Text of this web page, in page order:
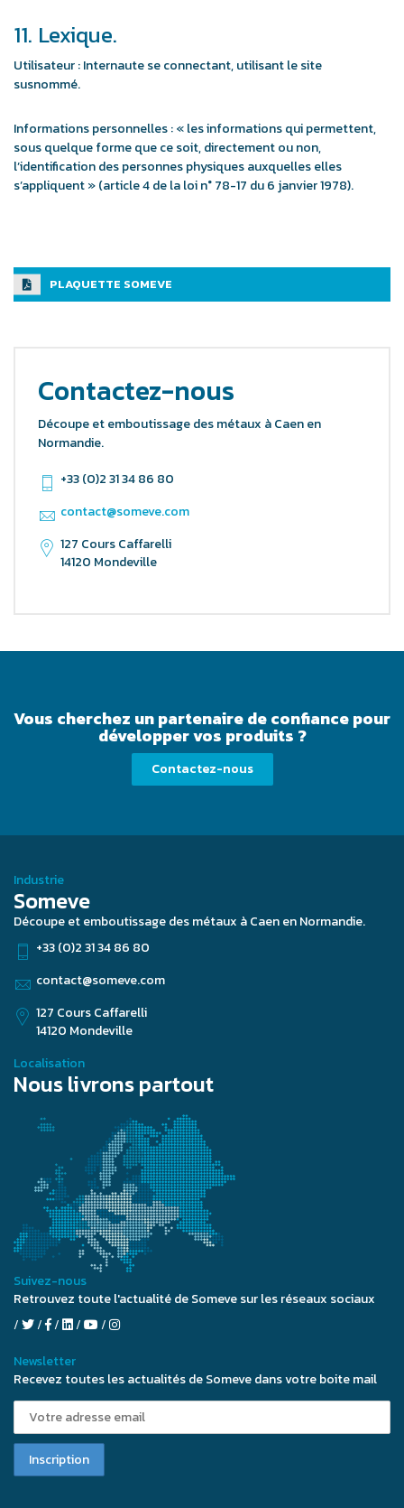
11. Lexique.
Utilisateur : Internaute se connectant, utilisant le site
susnommé.
Informations personnelles : « les informations qui permettent,
sous quelque forme que ce soit, directement ou non,
l’identification des personnes physiques auxquelles elles
s’appliquent » (article 4 de la loi n° 78-17 du 6 janvier 1978).
PLAQUETTE SOMEVE
Contactez-nous
Découpe et emboutissage des métaux à Caen en
Normandie.
+33 (0)2 31 34 86 80
contact@someve.com
127 Cours Caffarelli
14120 Mondeville
Vous cherchez un partenaire de confiance pour
développer vos produits ?
Contactez-nous
Industrie
Someve
Découpe et emboutissage des métaux à Caen en Normandie.
+33 (0)2 31 34 86 80
contact@someve.com
127 Cours Caffarelli
14120 Mondeville
Localisation
Nous livrons partout
Suivez-nous
Retrouvez toute l'actualité de Someve sur les réseaux sociaux
Newsletter
Recevez toutes les actualités de Someve dans votre boite mail